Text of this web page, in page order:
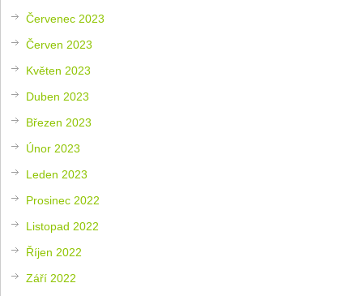
Červenec 2023
Červen 2023
Květen 2023
Duben 2023
Březen 2023
Únor 2023
Leden 2023
Prosinec 2022
Listopad 2022
Říjen 2022
Září 2022